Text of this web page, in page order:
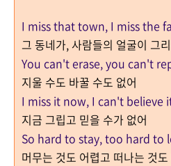
I miss that town, I miss the
그 동네가, 사람들의 얼굴이 그
You can't erase, you can't
지울 수도 바꿀 수도 없어
I miss it now, I can't believe
지금 그립고 믿을 수가 없어
So hard to stay, too hard to
머무는 것도 어렵고 떠나는 것